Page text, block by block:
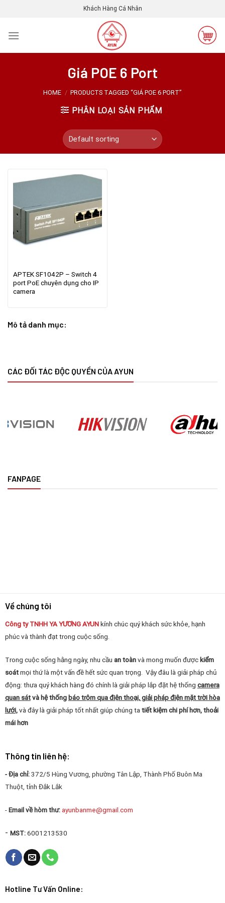
content
Khách Hàng Cá Nhân
Giá POE 6 Port
HOME / PRODUCTS TAGGED “GIÁ POE 6 PORT”
PHÂN LOẠI SẢN PHẨM
APTEK SF1042P – Switch 4
port PoE chuyên dụng cho IP
camera
Mô tả danh mục:
CÁC ĐỐI TÁC ĐỘC QUYỀN CỦA AYUN
FANPAGE
Về chúng tôi
Công ty TNHH YA YƯƠNG AYUNkính chúc quý khách sức khỏe, hạnh
phúc và thành đạt trong cuộc sống.
Trong cuộc sống hằng ngày, nhu cầu an toànvà mong muốn được kiểm
soátmọi thứ là một vấn đề hết sức quan trọng. Vậy đâu là giải pháp chủ
động: thưa quý khách hàng đó chính là giải pháp lắp đặt hệ thống camera
quan sátvà hệ thống báo trộm qua điện thoại, giải pháp điện mặt trời hòa
lưới, và đây là giải pháp tốt nhất giúp chúng ta tiết kiệm chi phí hơn, thoải
mái hơn
Thông tin liên hệ:
- Địa chỉ:372/5 Hùng Vương, phường Tân Lập, Thành Phố Buôn Ma
Thuột, tỉnh Đắk Lắk
-Email về hòm thư:ayunbanme@gmail.com
- MST:6001213530
Hotline Tư Vấn Online: